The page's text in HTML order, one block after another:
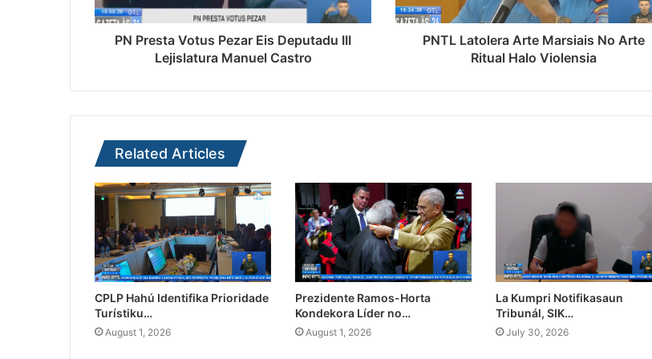
PN Presta Votus Pezar Eis Deputadu III
Lejislatura Manuel Castro
PNTL Latolera Arte Marsiais No Arte
Ritual Halo Violensia
Related Articles
CPLP Hahú Identifika Prioridade
Turístiku…
August 1, 2026
Prezidente Ramos-Horta
Kondekora Líder no…
August 1, 2026
La Kumpri Notifikasaun
Tribunál, SIK…
July 30, 2026